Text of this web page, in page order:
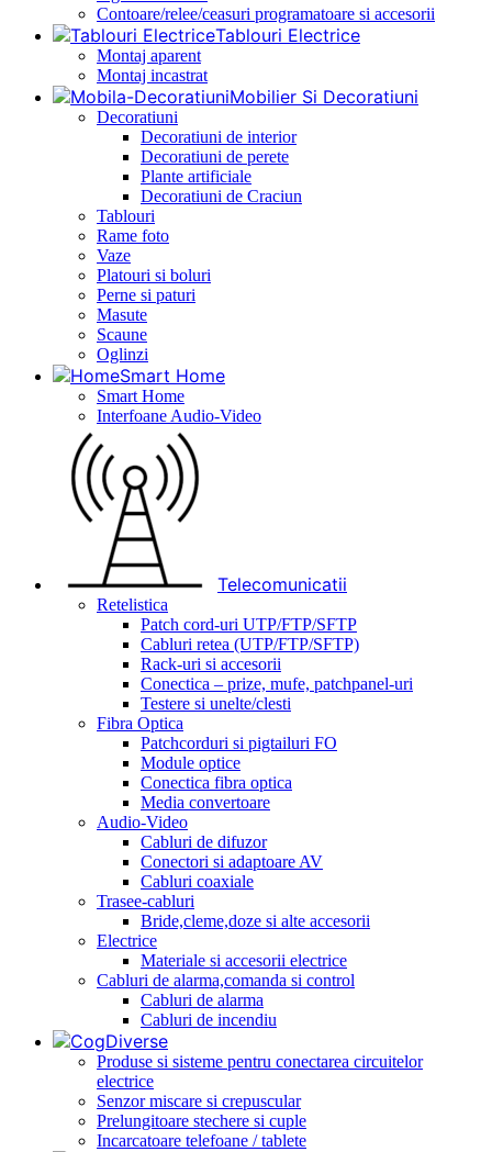
Contoare/relee/ceasuri programatoare si accesorii
Tablouri Electrice
Montaj aparent
Montaj incastrat
Mobilier Si Decoratiuni
Decoratiuni
Decoratiuni de interior
Decoratiuni de perete
Plante artificiale
Decoratiuni de Craciun
Tablouri
Rame foto
Vaze
Platouri si boluri
Perne si paturi
Masute
Scaune
Oglinzi
Smart Home
Smart Home
Interfoane Audio-Video
Telecomunicatii
Retelistica
Patch cord-uri UTP/FTP/SFTP
Cabluri retea (UTP/FTP/SFTP)
Rack-uri si accesorii
Conectica – prize, mufe, patchpanel-uri
Testere si unelte/clesti
Fibra Optica
Patchcorduri si pigtailuri FO
Module optice
Conectica fibra optica
Media convertoare
Audio-Video
Cabluri de difuzor
Conectori si adaptoare AV
Cabluri coaxiale
Trasee-cabluri
Bride,cleme,doze si alte accesorii
Electrice
Materiale si accesorii electrice
Cabluri de alarma,comanda si control
Cabluri de alarma
Cabluri de incendiu
Diverse
Produse si sisteme pentru conectarea circuitelor
electrice
Senzor miscare si crepuscular
Prelungitoare stechere si cuple
Incarcatoare telefoane / tablete